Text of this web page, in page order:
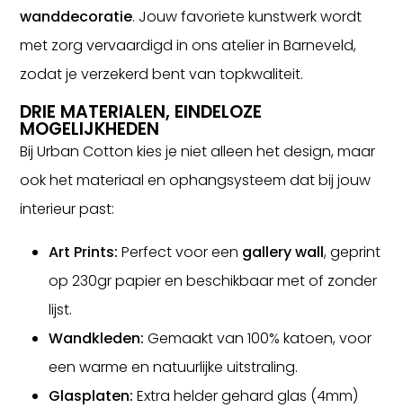
wanddecoratie. Jouw favoriete kunstwerk wordt
met zorg vervaardigd in ons atelier in Barneveld,
zodat je verzekerd bent van topkwaliteit.
DRIE MATERIALEN, EINDELOZE
MOGELIJKHEDEN
Bij Urban Cotton kies je niet alleen het design, maar
ook het materiaal en ophangsysteem dat bij jouw
interieur past:
Art Prints: Perfect voor een gallery wall, geprint
op 230gr papier en beschikbaar met of zonder
lijst.
Wandkleden: Gemaakt van 100% katoen, voor
een warme en natuurlijke uitstraling.
Glasplaten: Extra helder gehard glas (4mm)